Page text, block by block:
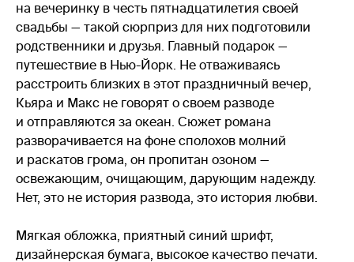
на вечеринку в честь пятнадцатилетия своей
свадьбы — такой сюрприз для них подготовили
родственники и друзья. Главный подарок —
путешествие в Нью-Йорк. Не отваживаясь
расстроить близких в этот праздничный вечер,
Кьяра и Макс не говорят о своем разводе
и отправляются за океан. Сюжет романа
разворачивается на фоне сполохов молний
и раскатов грома, он пропитан озоном —
освежающим, очищающим, дарующим надежду.
Нет, это не история развода, это история любви.
Мягкая обложка, приятный синий шрифт,
дизайнерская бумага, высокое качество печати.